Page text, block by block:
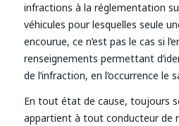
infractions à la réglementation
véhicules pour lesquelles seule
encourue, ce n’est pas le cas si
renseignements permettant
de l’infraction, en l’occurrence le
En tout état de cause, toujours
appartient à tout conducteur de